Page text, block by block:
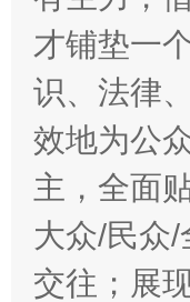
才铺垫一
识、法律
效地为公
主，全面
大众/民众
交往；展